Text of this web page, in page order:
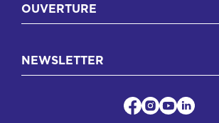
OUVERTURE
NEWSLETTER